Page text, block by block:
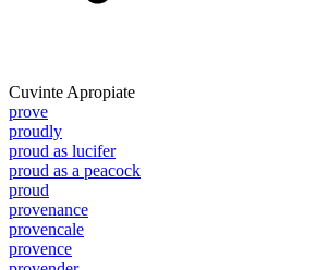
Cuvinte Apropiate
prove
proudly
proud as lucifer
proud as a peacock
proud
provenance
provencale
provence